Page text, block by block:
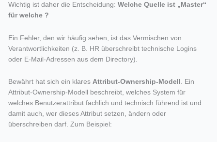
Wichtig ist daher die Entscheidung: Welche Quelle ist „Master“
für welche ?
Ein Fehler, den wir häufig sehen, ist das Vermischen von
Verantwortlichkeiten (z. B. HR überschreibt technische Logins
oder E-Mail-Adressen aus dem Directory).
Bewährt hat sich ein klares Attribut-Ownership-Modell . Ein
Attribut-Ownership-Modell beschreibt, welches System für
welches Benutzerattribut fachlich und technisch führend ist und
damit auch, wer dieses Attribut setzen, ändern oder
überschreiben darf. Zum Beispiel: